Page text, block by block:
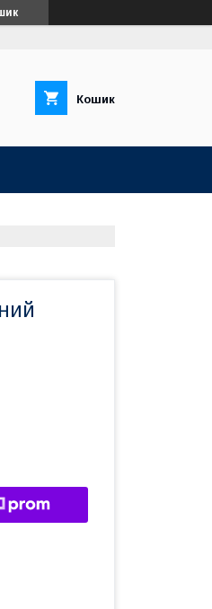
Кошик